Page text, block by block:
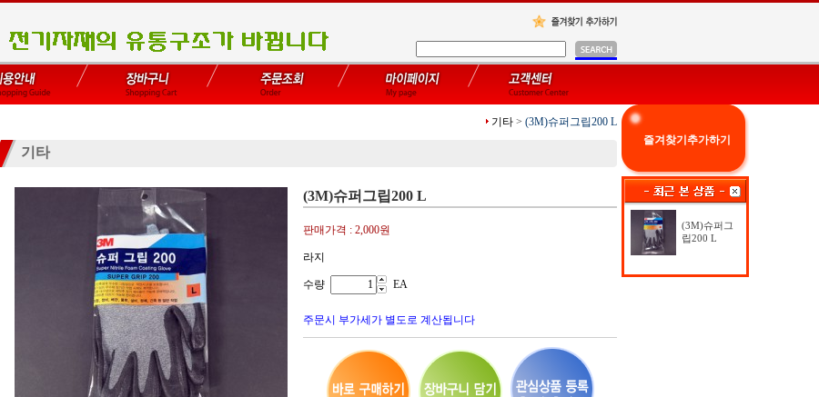
기타 > (3M)슈퍼그립200 L
기타
(3M)슈퍼그립200 L
판매가격 : 2,000원
라지
수량 EA
주문시 부가세가 별도로 계산됩니다
즐겨찾기추가하기
(3M)슈퍼그
립200 L